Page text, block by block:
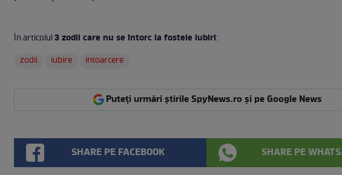
În articolul3 zodii care nu se întorc la fostele iubiri:
zodii
iubire intoarcere
Puteți urmări știrile SpyNews.ro și pe Google News
SHARE PE FACEBOOK SHARE PE